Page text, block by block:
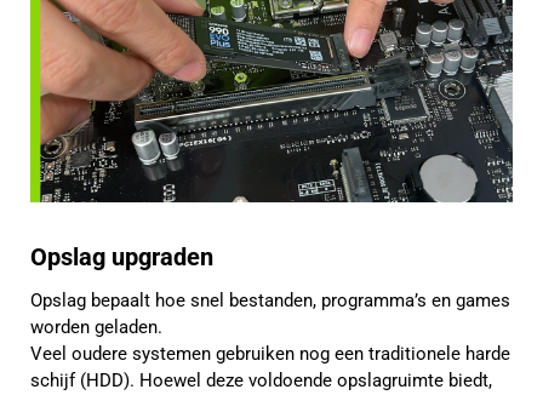
Opslag upgraden
Opslag bepaalt hoe snel bestanden, programma’s en games
worden geladen.
Veel oudere systemen gebruiken nog een traditionele harde
schijf (HDD). Hoewel deze voldoende opslagruimte biedt,